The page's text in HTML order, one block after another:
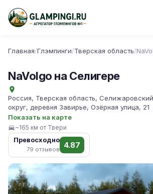
Главная/Глэмпинги/Тверская область/
NaVolgo на Селигере
Россия, Тверская область,
округ, деревня Завирье, Озёрная улица, 21
Показать на карте
~165 км от Твери
Превосходно
79 отзывов 4.87